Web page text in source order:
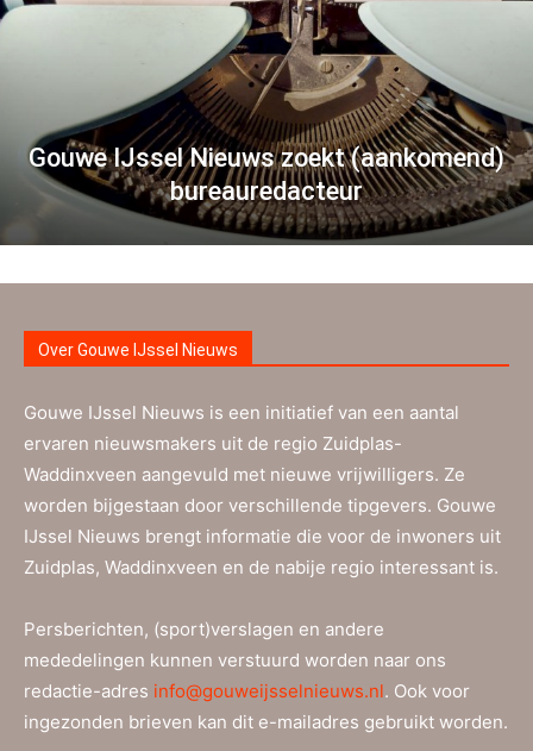
Gouwe IJssel Nieuws zoekt (aankomend)
bureauredacteur
Over Gouwe IJssel Nieuws
Gouwe IJssel Nieuws is een initiatief van een aantal
ervaren nieuwsmakers uit de regio Zuidplas-
Waddinxveen aangevuld met nieuwe vrijwilligers. Ze
worden bijgestaan door verschillende tipgevers. Gouwe
IJssel Nieuws brengt informatie die voor de inwoners uit
Zuidplas, Waddinxveen en de nabije regio interessant is.
Persberichten, (sport)verslagen en andere
mededelingen kunnen verstuurd worden naar ons
redactie-adres info@gouweijsselnieuws.nl. Ook voor
ingezonden brieven kan dit e-mailadres gebruikt worden.